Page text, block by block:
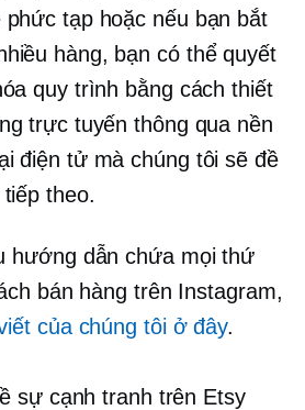
phức tạp hoặc nếu bạn bắt
hàng, bạn có thể quyết
quy trình bằng cách thiết
trực tuyến thông qua nền
điện tử mà chúng tôi sẽ đề
theo.
hướng dẫn chứa mọi thứ
bán hàng trên Instagram,
của chúng tôi ở đây.
sự cạnh tranh trên Etsy